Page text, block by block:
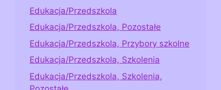
Edukacja/Przedszkola
Edukacja/Przedszkola, Pozostałe
Edukacja/Przedszkola, Przybory szkolne
Edukacja/Przedszkola, Szkolenia
Edukacja/Przedszkola, Szkolenia,